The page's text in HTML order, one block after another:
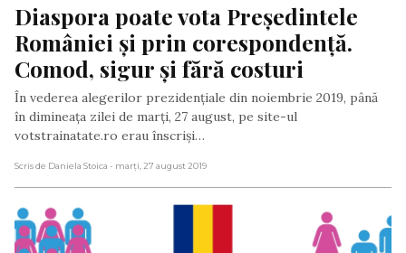
Diaspora poate vota Președintele
României și prin corespondență.
Comod, sigur și fără costuri
În vederea alegerilor prezidențiale din noiembrie 2019, până
în dimineața zilei de marți, 27 august, pe site-ul
votstrainatate.ro erau înscriși…
Scris de Daniela Stoica - marți, 27 august 2019